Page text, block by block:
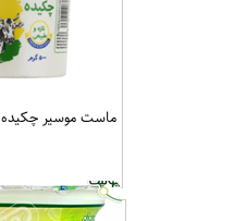
ماست موسیر چکیده 500 گرم میهن